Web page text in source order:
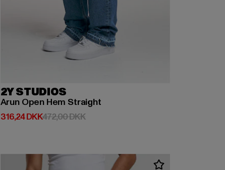
2Y STUDIOS
Arun Open Hem Straight
316,24 DKK
Nuværende pris: 316,24 DKK
472,00 DKKKampagnepris: 472,00 DKK